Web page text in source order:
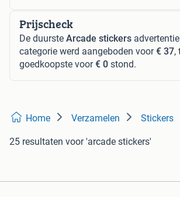
Prijscheck
De duurste Arcade stickers
categorie werd aangeboden voor€ 37,
goedkoopste voor€ 0 stond.
Home Verzamelen Stickers
25 resultaten voor 'arcade stickers'